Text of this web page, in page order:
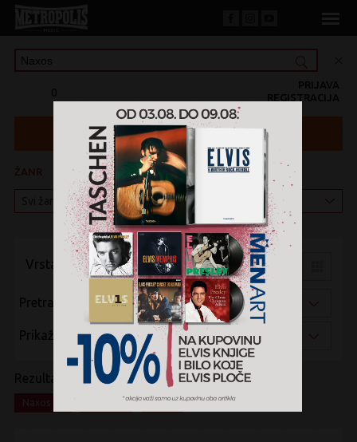
0 REGISTRACIJA
PRIJAVA
KATEGORIJA
Vrsta pregleda:
Pretraži po:
Prikaži po:
Rezultati pretrage:
x CD x